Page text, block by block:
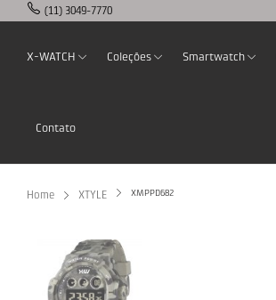
(11) 3049-7770
X-WATCH Coleções Smartwatch
Contato
Home XTYLE XMPPD682